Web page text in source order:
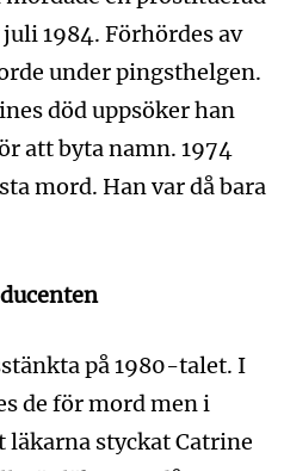
1984. Förhördes av
under pingsthelgen.
död uppsöker han
att byta namn. 1974
mord. Han var då bara
på 1980-talet. I
de för mord men i
läkarna styckat Catrine